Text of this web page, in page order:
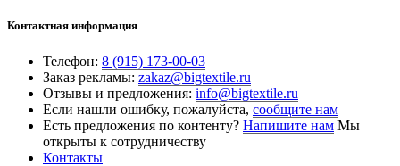
Контактная информация
Телефон: 8 (915) 173-00-03
Заказ рекламы: zakaz@bigtextile.ru
Отзывы и предложения: info@bigtextile.ru
Если нашли ошибку, пожалуйста, сообщите нам
Есть предложения по контенту? Напишите нам Мы
открыты к сотрудничеству
Контакты